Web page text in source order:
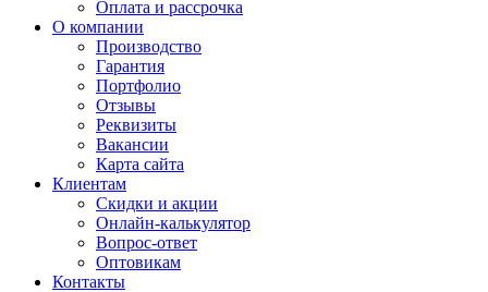
Оплата и рассрочка
О компании
Производство
Гарантия
Портфолио
Отзывы
Реквизиты
Вакансии
Карта сайта
Клиентам
Скидки и акции
Онлайн-калькулятор
Вопрос-ответ
Оптовикам
Контакты